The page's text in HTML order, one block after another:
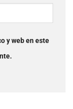
y web en este